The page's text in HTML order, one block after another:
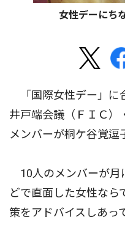
女性デーにち
「国際女性デー」に
井戸端会議（ＦＩＣ）
メンバーが桐ケ谷覚逗
10人のメンバーが月
どで直面した女性なら
策をアドバイスしあっ